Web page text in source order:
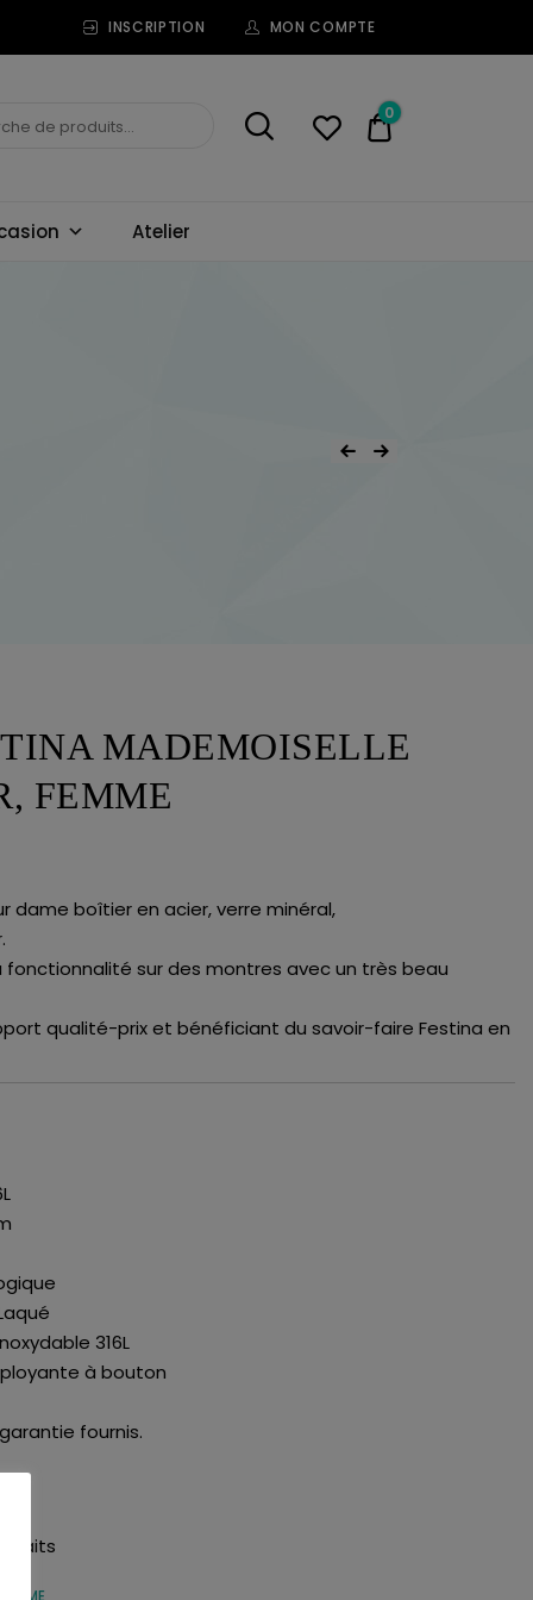
INSCRIPTION MON COMPTE
0,00€
0
Atelier
MADEMOISELLE
FEMME
dame boîtier en acier, verre minéral,
fonctionnalité sur des montres avec un très beau
qualité-prix et bénéficiant du savoir-faire Festina en
316L
à bouton
fournis.